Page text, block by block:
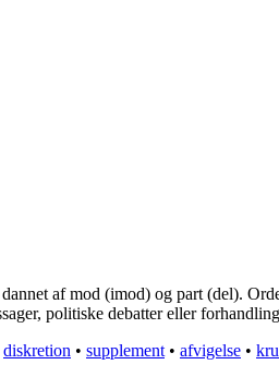
af mod (imod) og part (del).
politiske debatter eller
diskretion • supplement • afvigelse •